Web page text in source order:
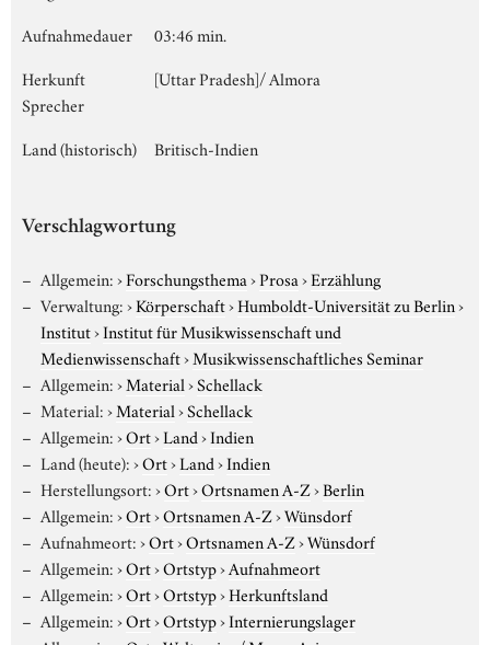
Aufnahmedauer
03:46 min.
Herkunft
Sprecher
[Uttar Pradesh]/ Almora
Land (historisch) Britisch-Indien
Verschlagwortung
Allgemein:›Forschungsthema›Prosa›Erzählung
Verwaltung:›Körperschaft›Humboldt-Universität zu Berlin›
Institut›Institut für Musikwissenschaft und
Medienwissenschaft›Musikwissenschaftliches Seminar
Allgemein:›Material›Schellack
Material:›Material›Schellack
Allgemein:›Ort›Land›Indien
Land (heute):›Ort›Land›Indien
Herstellungsort:›Ort›Ortsnamen A-Z›Berlin
Allgemein:›Ort›Ortsnamen A-Z›Wünsdorf
Aufnahmeort:›Ort›Ortsnamen A-Z›Wünsdorf
Allgemein:›Ort›Ortstyp›Aufnahmeort
Allgemein:›Ort›Ortstyp›Herkunftsland
Allgemein:›Ort›Ortstyp›Internierungslager